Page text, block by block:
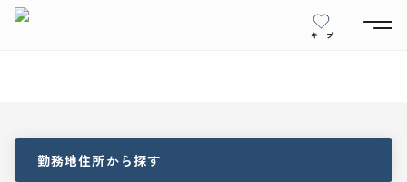
キープ
勤務地住所から探す